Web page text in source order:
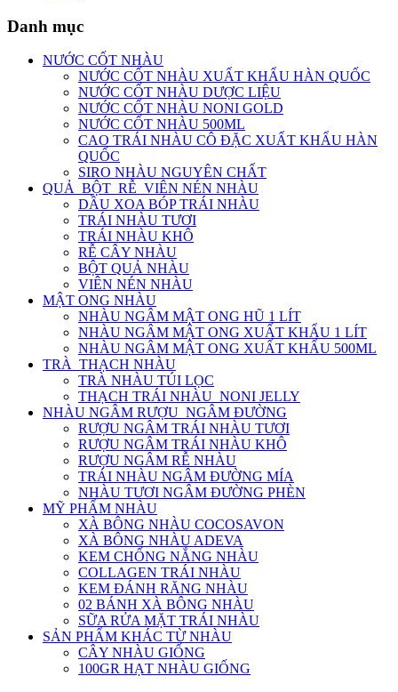
Danh mục
NƯỚC CỐT NHÀU
NƯỚC CỐT NHÀU XUẤT KHẨU HÀN QUỐC
NƯỚC CỐT NHÀU DƯỢC LIỆU
NƯỚC CỐT NHÀU NONI GOLD
NƯỚC CỐT NHÀU 500ML
CAO TRÁI NHÀU CÔ ĐẶC XUẤT KHẨU HÀN
QUỐC
SIRO NHÀU NGUYÊN CHẤT
QUẢ_BỘT_RỄ_VIÊN NÉN NHÀU
DẦU XOA BÓP TRÁI NHÀU
TRÁI NHÀU TƯƠI
TRÁI NHÀU KHÔ
RỄ CÂY NHÀU
BỘT QUẢ NHÀU
VIÊN NÉN NHÀU
MẬT ONG NHÀU
NHÀU NGÂM MẬT ONG HŨ 1 LÍT
NHÀU NGÂM MẬT ONG XUẤT KHẨU 1 LÍT
NHÀU NGÂM MẬT ONG XUẤT KHẨU 500ML
TRÀ_THẠCH NHÀU
TRÀ NHÀU TÚI LỌC
THẠCH TRÁI NHÀU_NONI JELLY
NHÀU NGÂM RƯỢU_NGÂM ĐƯỜNG
RƯỢU NGÂM TRÁI NHÀU TƯƠI
RƯỢU NGÂM TRÁI NHÀU KHÔ
RƯỢU NGÂM RỄ NHÀU
TRÁI NHÀU NGÂM ĐƯỜNG MÍA
NHÀU TƯƠI NGÂM ĐƯỜNG PHÈN
MỸ PHẨM NHÀU
XÀ BÔNG NHÀU COCOSAVON
XÀ BÔNG NHÀU ADEVA
KEM CHỐNG NẮNG NHÀU
COLLAGEN TRÁI NHÀU
KEM ĐÁNH RĂNG NHÀU
02 BÁNH XÀ BÔNG NHÀU
SỮA RỬA MẶT TRÁI NHÀU
SẢN PHẨM KHÁC TỪ NHÀU
CÂY NHÀU GIỐNG
100GR HẠT NHÀU GIỐNG